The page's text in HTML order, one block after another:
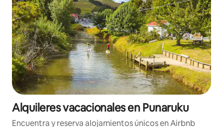
Alquileres vacacionales en Punaruku
Encuentra y reserva alojamientos únicos en Airbnb